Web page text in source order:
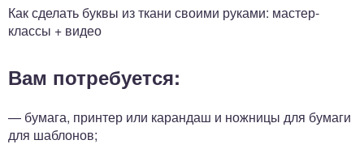
Как сделать буквы из ткани своими руками: мастер-
классы + видео
Вам потребуется:
— бумага, принтер или карандаш и ножницы для бумаги
для шаблонов;